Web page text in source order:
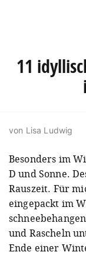
11
von Lisa Ludwig
Besonders im
D und Sonne.
Rauszeit. Für
eingepackt im
und Rascheln
Ende einer